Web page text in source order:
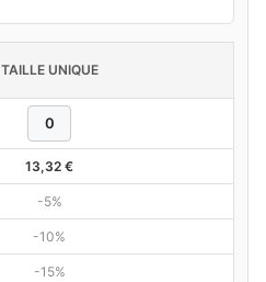
TAILLE UNIQUE
13,32 €
-5%
-10%
-15%